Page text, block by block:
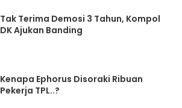
Tak Terima Demosi 3 Tahun, Kompol
DK Ajukan Banding
Kenapa Ephorus Disoraki Ribuan
Pekerja TPL..?